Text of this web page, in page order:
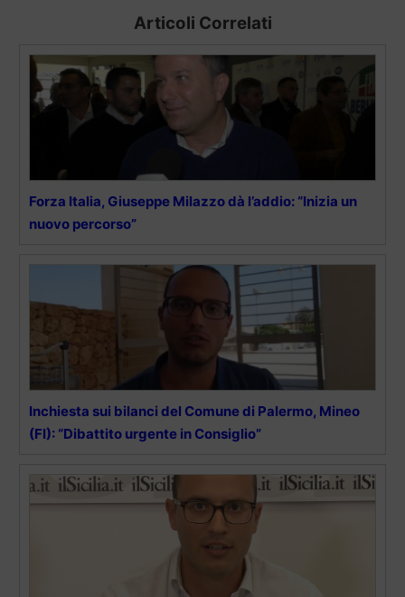
Articoli Correlati
Forza Italia, Giuseppe Milazzo dà l’addio: “Inizia un
nuovo percorso”
Inchiesta sui bilanci del Comune di Palermo, Mineo
(FI): “Dibattito urgente in Consiglio”